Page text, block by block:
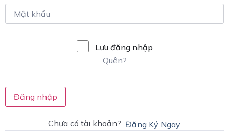
Lưu đăng nhập
Quên?
Đăng nhập
Chưa có tài khoản? Đăng Ký Ngay